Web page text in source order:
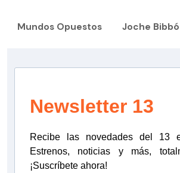
Mundos Opuestos Joche Bibbó
Newsletter 13
Recibe las novedades del 13
Estrenos, noticias y más,
¡Suscríbete ahora!